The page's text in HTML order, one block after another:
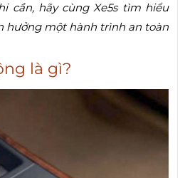
cần, hãy cùng Xe5s tìm hiểu
hưởng một hành trình an toàn
là gì?